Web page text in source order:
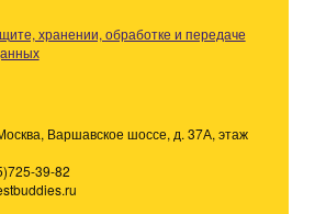
хранении, обработке и передаче
Варшавское шоссе, д. 37А, этаж
39-82